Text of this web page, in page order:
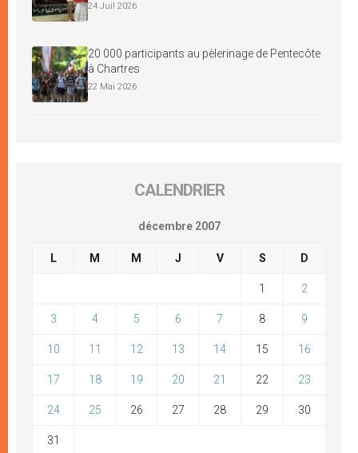
24 Juil 2026
20 000 participants au pèlerinage de Pentecôte
à Chartres
22 Mai 2026
CALENDRIER
décembre 2007
L M M J V S D
1 2
3 4 5 6 7 8 9
10 11 12 13 14 15 16
17 18 19 20 21 22 23
24 25 26 27 28 29 30
31